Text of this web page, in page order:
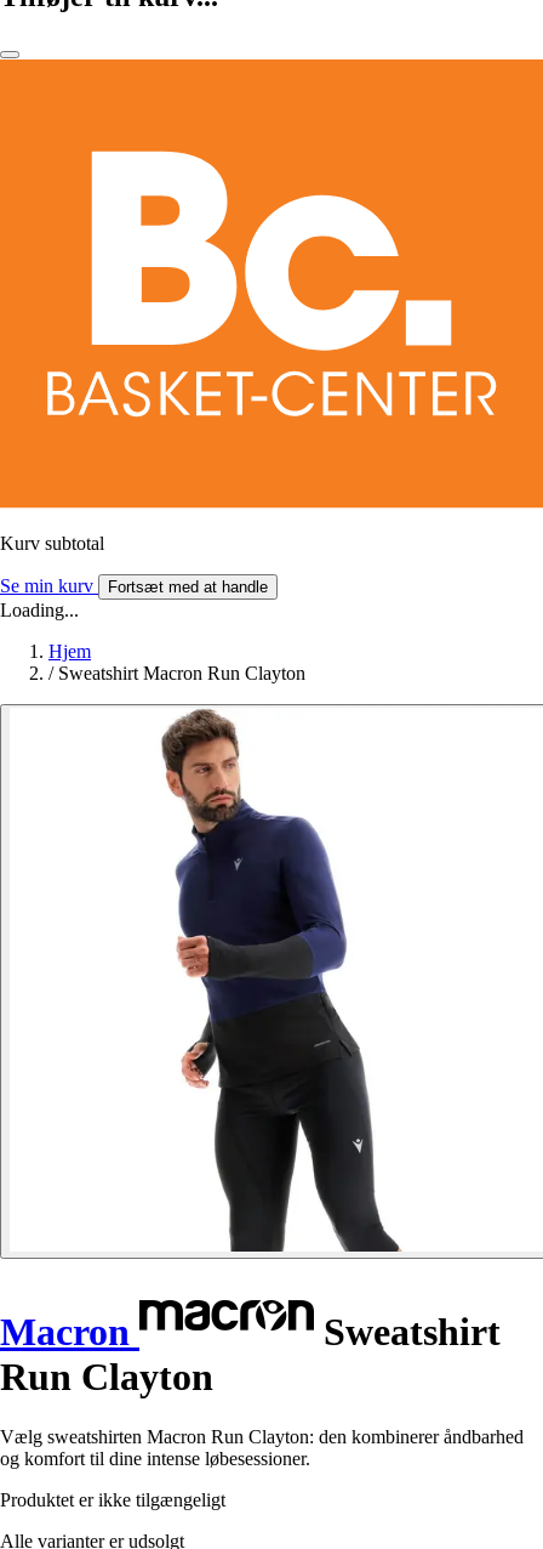
Kurv subtotal
Se min kurv Fortsæt med at handle
Loading...
Hjem
/ Sweatshirt Macron Run Clayton
Macron
Sweatshirt
Run Clayton
Vælg sweatshirten Macron Run Clayton: den kombinerer åndbarhed
og komfort til dine intense løbesessioner.
Produktet er ikke tilgængeligt
Alle varianter er udsolgt